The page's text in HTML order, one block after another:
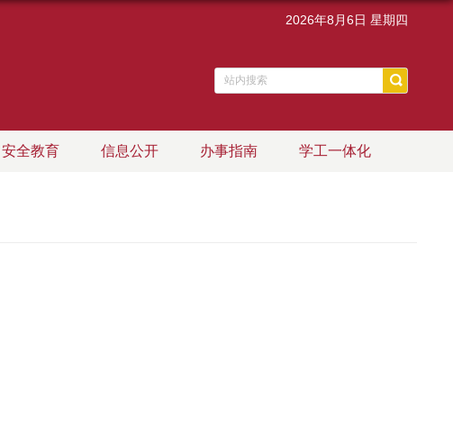
2026年8月6日 星期四
安全教育 信息公开 办事指南 学工一体化